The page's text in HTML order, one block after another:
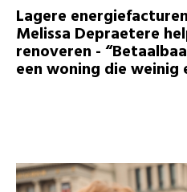
Lagere
Melissa Depraetere
renoveren -
een woning die